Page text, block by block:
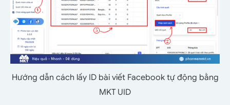
Hướng dẫn cách lấy ID bài viết Facebook tự động bằng
MKT UID